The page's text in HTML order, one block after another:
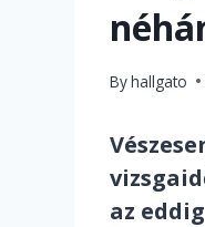
Byhallgato
az